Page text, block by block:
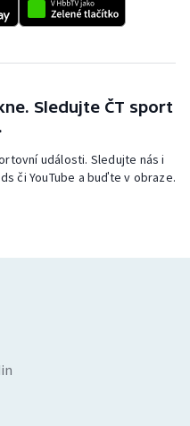
Sledujte ČT sport
události. Sledujte nás i
či YouTube a buďte v obraze.